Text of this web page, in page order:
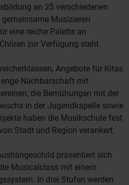
an 25 verschiedenen
Musizieren
eine reiche Palette an
zur Verfügung steht.
Angebote für Kitas
Nachbarschaft mit
die Bemühungen mit der
in der Jugendkapelle sowie
haben die Musikschule fest
Stadt und Region verankert.
präsentiert sich
Musicalclass mit einem
In drei Stufen werden